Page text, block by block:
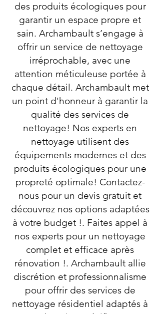
des produits écologiques pour
garantir un espace propre et
sain. Archambault s’engage à
offrir un service de nettoyage
irréprochable, avec une
attention méticuleuse portée à
chaque détail. Archambault met
un point d'honneur à garantir la
qualité des services de
nettoyage! Nos experts en
nettoyage utilisent des
équipements modernes et des
produits écologiques pour une
propreté optimale! Contactez-
nous pour un devis gratuit et
découvrez nos options adaptées
à votre budget !. Faites appel à
nos experts pour un nettoyage
complet et efficace après
rénovation !. Archambault allie
discrétion et professionnalisme
pour offrir des services de
nettoyage résidentiel adaptés à